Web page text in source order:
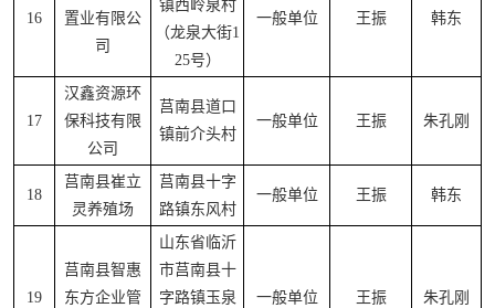
16
置业有限公
司
镇西岭泉村
（龙泉大街1
25号）
一般单位 王振 韩东
17
汉鑫资源环
保科技有限
公司
莒南县道口
镇前介头村
一般单位 王振 朱孔刚
18
莒南县崔立
灵养殖场
莒南县十字
路镇东风村
一般单位 王振 韩东
19
莒南县智惠
东方企业管
山东省临沂
市莒南县十
字路镇玉泉
一般单位 王振 朱孔刚